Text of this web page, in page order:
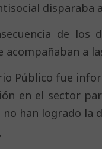
disparaba
de los
acompañaban a
Público fue
en el sector
han logrado la